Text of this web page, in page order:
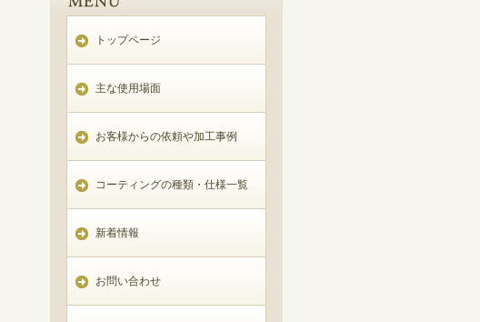
トップページ
主な使用場面
お客様からの依頼や加工事例
コーティングの種類・仕様一覧
新着情報
お問い合わせ